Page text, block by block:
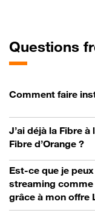
Questions
Comment faire
J’ai déjà la Fibre
Fibre d’Orange ?
Est-ce que je
streaming comme
grâce à mon offre